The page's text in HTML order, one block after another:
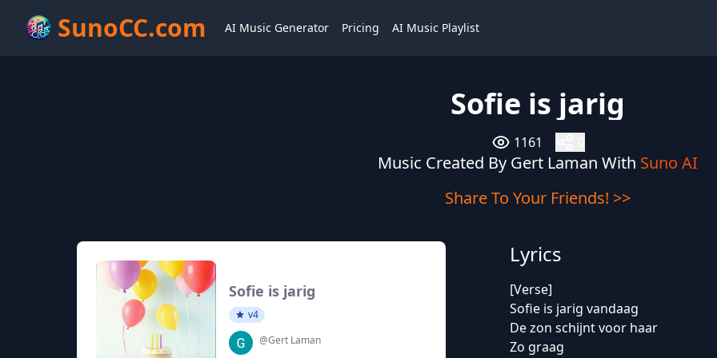
SunoCC.com AI Music Generator Pricing AI Music Playlist
Sofie is jarig
1161
Music Created By Gert Laman With Suno AI
Share To Your Friends! >>
Sofie is jarig
v4
@Gert Laman
Lyrics
[Verse]
Sofie is jarig vandaag
De zon schijnt voor haar
Zo graag